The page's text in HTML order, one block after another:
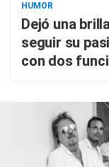
HUMOR
Dejó una
seguir su
con dos